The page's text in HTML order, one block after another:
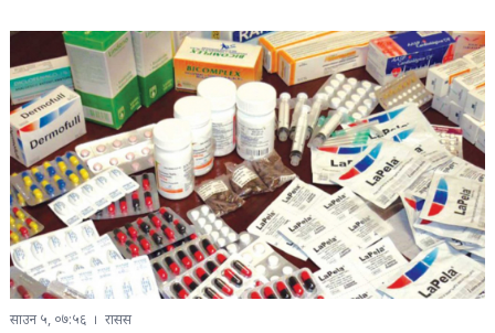
साउन ५, ०७:५६ रासस